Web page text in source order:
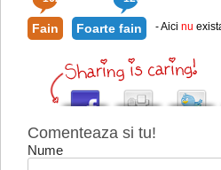
Fain Foarte fain - Aici nu
Comenteaza si tu!
Nume